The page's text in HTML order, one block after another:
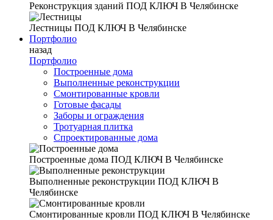
Реконструкция зданий ПОД КЛЮЧ В Челябинске
Лестницы ПОД КЛЮЧ В Челябинске
Портфолио
назад
Портфолио
Построенные дома
Выполненные реконструкции
Смонтированные кровли
Готовые фасады
Заборы и ограждения
Тротуарная плитка
Спроектированные дома
Построенные дома ПОД КЛЮЧ В Челябинске
Выполненные реконструкции ПОД КЛЮЧ В
Челябинске
Смонтированные кровли ПОД КЛЮЧ В Челябинске